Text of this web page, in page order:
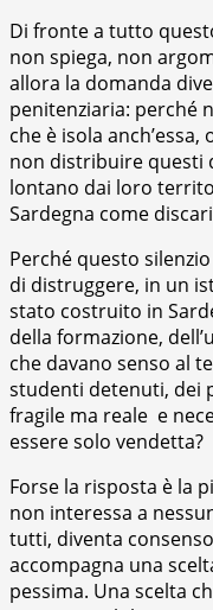
Di fronte a tutto
non spiega, non
allora la domanda
penitenziaria: perché
che è isola anch’essa,
non distribuire questi
lontano dai loro
Sardegna come
Perché questo
di distruggere, in un
stato costruito in
della formazione,
che davano senso al
studenti detenuti, dei
fragile ma reale e
essere solo vendetta?
Forse la risposta è la
non interessa a
tutti, diventa
accompagna una
pessima. Una scelta